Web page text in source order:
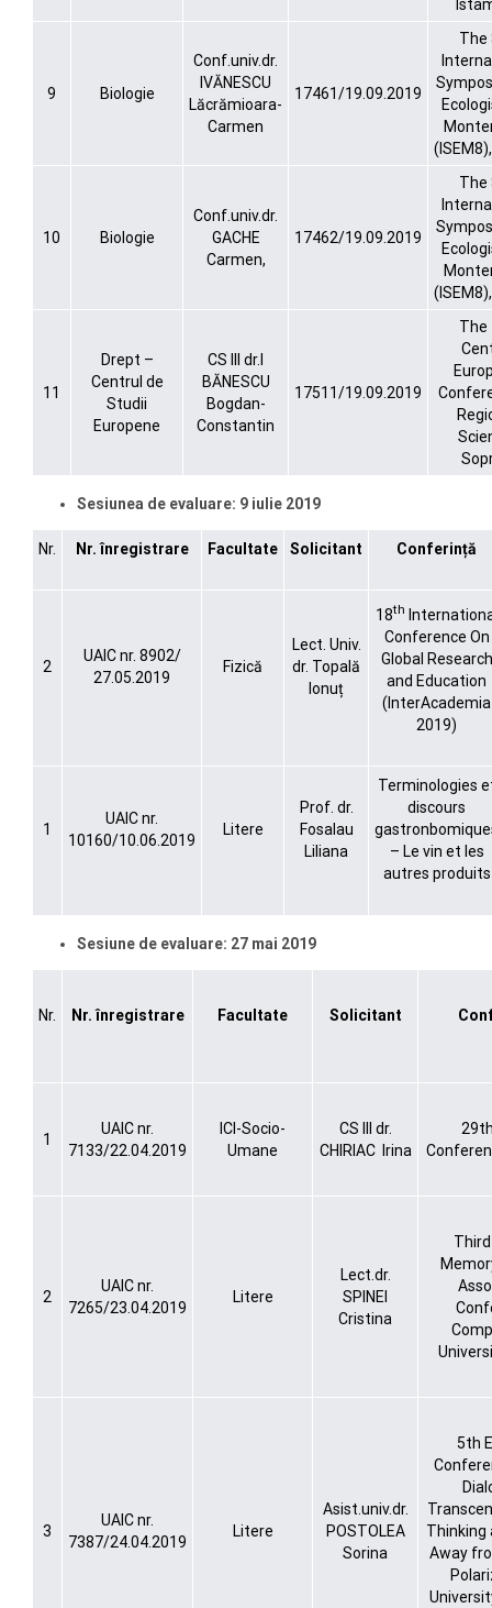
9 Biologie
Conf.univ.dr.
IVĂNESCU
Lăcrămioara-
Carmen
17461/19.09.2019
The
10 Biologie
Conf.univ.dr.
GACHE
Carmen,
17462/19.09.2019
The
11
Drept –
Centrul de
Studii
Europene
CS III dr.I
BĂNESCU
Bogdan-
Constantin
17511/19.09.2019
The
Sesiunea de evaluare: 9 iulie 2019
Nr. Nr. înregistrare Facultate Solicitant Conferință
2
UAIC nr. 8902/
27.05.2019
Fizică
Lect. Univ.
dr. Topală
Ionuț
18th
Conference On
Global Research
and Education
(InterAcademia
2019)
1
UAIC nr.
10160/10.06.2019
Litere
Prof. dr.
Fosalau
Liliana
Terminologies
discours
– Le vin et les
autres produits
Sesiune de evaluare: 27 mai 2019
Nr. Nr. înregistrare Facultate Solicitant
1
UAIC nr.
7133/22.04.2019
ICI-Socio-
Umane
CS III dr.
CHIRIAC Irina
2
UAIC nr.
7265/23.04.2019
Litere
Lect.dr.
SPINEI
Cristina
3
UAIC nr.
7387/24.04.2019
Litere
Asist.univ.dr.
POSTOLEA
Sorina
5th
Thinking
Away